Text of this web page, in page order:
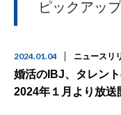
ピックアッ
2024.01.04 ニュースリ
婚活のIBJ、タレン
2024年１月より放送